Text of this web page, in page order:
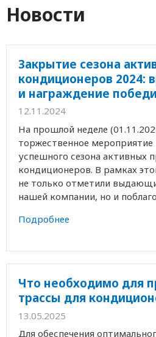
Новости
Закрытие сезона
кондиционеров 2024:
и награждение
12.11.2024
На прошлой неделе
торжественное
успешного сезона активных
кондиционеров. В рамках
не только отметили
нашей компании, но и
Подробнее
Что необходимо для
трассы для
13.05.2025
Для обеспечения